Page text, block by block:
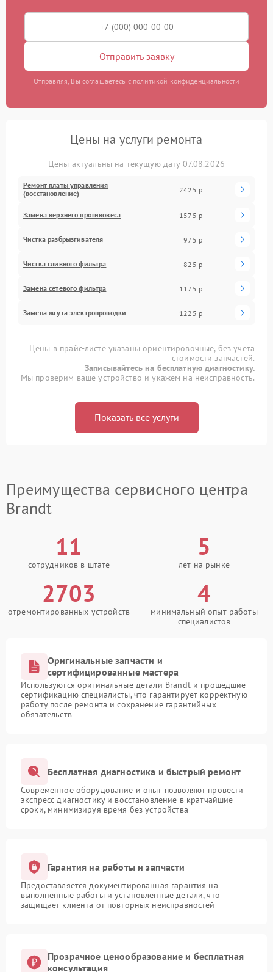
Отправить заявку
Отправляя, Вы соглашаетесь с политикой конфиденциальности
Цены на услуги ремонта
Цены актуальны на текущую дату 07.08.2026
Ремонт платы управления
(восстановление)
2425 р
Замена верхнего противовеса 1575 р
Чистка разбрызгивателя 975 р
Чистка сливного фильтра 825 р
Замена сетевого фильтра 1175 р
Замена жгута электропроводки 1225 р
Цены в прайс-листе указаны ориентировочные, без учета
стоимости запчастей.
Записывайтесь на бесплатную диагностику.
Мы проверим ваше устройство и укажем на неисправность.
Показать все услуги
Преимущества сервисного центра
Brandt
11
сотрудников в штате
5
лет на рынке
2703
отремонтированных устройств
4
минимальный опыт работы
специалистов
Оригинальные запчасти и
сертифицированные мастера
Используются оригинальные детали Brandt и прошедшие
сертификацию специалисты, что гарантирует корректную
работу после ремонта и сохранение гарантийных
обязательств
Бесплатная диагностика и быстрый ремонт
Современное оборудование и опыт позволяют провести
экспресс-диагностику и восстановление в кратчайшие
сроки, минимизируя время без устройства
Гарантия на работы и запчасти
Предоставляется документированная гарантия на
выполненные работы и установленные детали, что
защищает клиента от повторных неисправностей
Прозрачное ценообразование и бесплатная
консультация